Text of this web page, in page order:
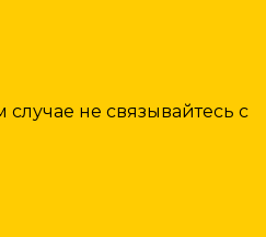
не связывайтесь с